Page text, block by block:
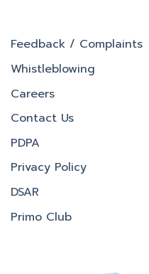
Feedback / Complaints
Whistleblowing
Careers
Contact Us
PDPA
Privacy Policy
DSAR
Primo Club